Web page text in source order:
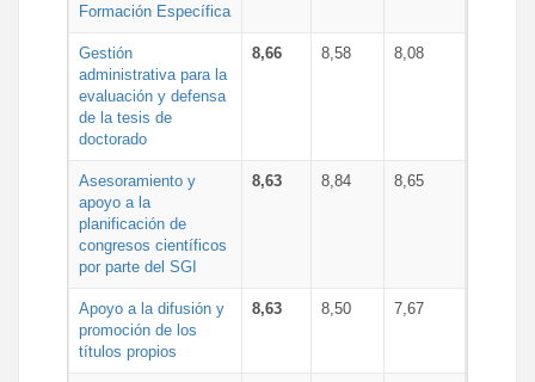
Formación Específica
Gestión
administrativa para la
evaluación y defensa
de la tesis de
doctorado
8,66 8,58 8,08
Asesoramiento y
apoyo a la
planificación de
congresos científicos
por parte del SGI
8,63 8,84 8,65
Apoyo a la difusión y
promoción de los
títulos propios
8,63 8,50 7,67